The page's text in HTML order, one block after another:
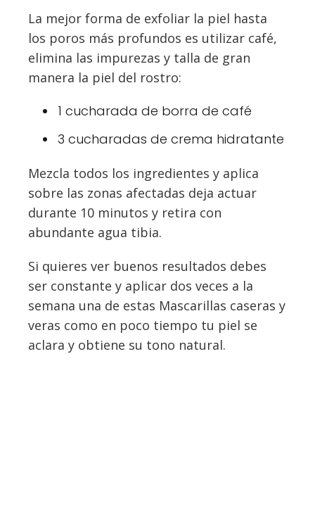
La mejor forma de exfoliar la piel hasta
los poros más profundos es utilizar café,
elimina las impurezas y talla de gran
manera la piel del rostro:
1 cucharada de borra de café
3 cucharadas de crema hidratante
Mezcla todos los ingredientes y aplica
sobre las zonas afectadas deja actuar
durante 10 minutos y retira con
abundante agua tibia.
Si quieres ver buenos resultados debes
ser constante y aplicar dos veces a la
semana una de estas Mascarillas caseras y
veras como en poco tiempo tu piel se
aclara y obtiene su tono natural.